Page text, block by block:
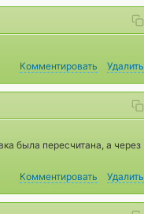
Комментировать
Удалить
была пересчитана, а через
Комментировать
Удалить